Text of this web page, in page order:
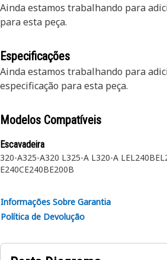
Ainda estamos trabalhando para
para esta peça.
Especificações
Ainda estamos trabalhando para
especificação para esta peça.
Modelos Compatíveis
Escavadeira
320-A325-A320 L325-A L320-A LEL240B
E240CE240BE200B
Informações Sobre Garantia
Política de Devolução